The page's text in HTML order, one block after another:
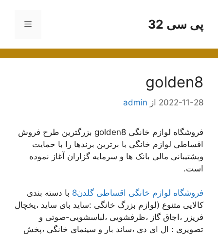
محتواپی سی 32 فهرست
golden8
2022-11-28 از admin
فروشگاه لوازم خانگی golden8 بزرگترین طرح فروش
اقساطی لوازم خانگی با برترین برندها را با حمایت
وپشتیبانی مالی بانک ها و سرمایه گزاران آغاز نموده
است.
فروشگاه لوازم خانگی اقساطی گلدن8
با دسته بندی
کالایی متنوع (لوازم بزرگ خانگی :ساید بای ساید ،یخچال
فریزر ،اجاق گاز ،ظرفشویی ،لباسشویی-صوتی و
تصویری : ال ای دی ،ساند بار و سینمای خانگی ،پخش